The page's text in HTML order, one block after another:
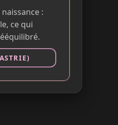
:
ce qui